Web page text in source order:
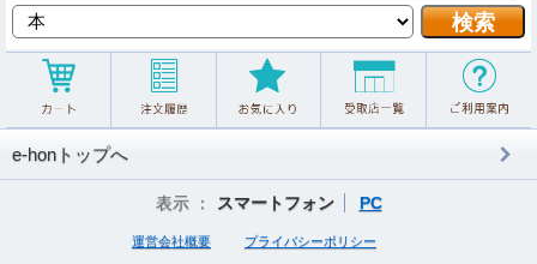
e-honトップへ
表示 ： スマートフォン PC
運営会社概要 プライバシーポリシー